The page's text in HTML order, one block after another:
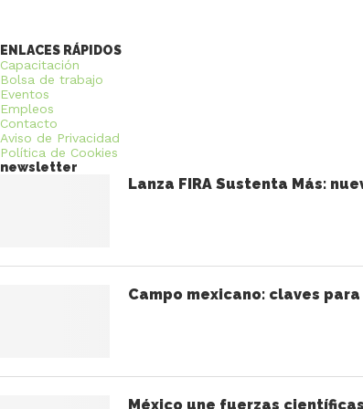
ENLACES RÁPIDOS
Capacitación
Bolsa de trabajo
Eventos
Empleos
Contacto
Aviso de Privacidad
Política de Cookies
newsletter
Lanza FIRA Sustenta Más:
Campo mexicano: claves
México une fuerzas